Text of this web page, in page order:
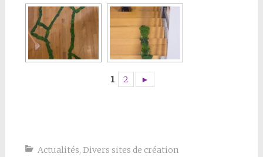
1 2 ►
Actualités, Divers sites de création